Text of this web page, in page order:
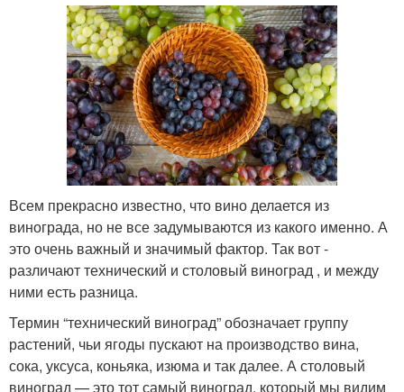
Всем прекрасно известно, что вино делается из
винограда, но не все задумываются из какого именно. А
это очень важный и значимый фактор. Так вот -
различают технический и столовый виноград , и между
ними есть разница.
Термин “технический виноград” обозначает группу
растений, чьи ягоды пускают на производство вина,
сока, уксуса, коньяка, изюма и так далее. А столовый
виноград — это тот самый виноград, который мы видим